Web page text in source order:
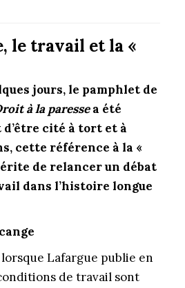
le travail et la «
jours, le pamphlet de
à la paressea été
cité à tort et à
cette référence à la «
de relancer un débat
dans l’histoire longue
Lafargue publie en
de travail sont